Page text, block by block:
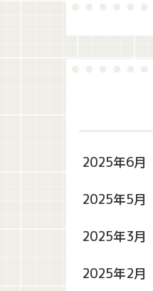
2025年6月
2025年5月
2025年3月
2025年2月